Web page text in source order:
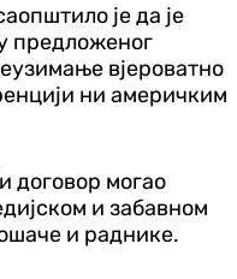
је да је
предложеног
вјероватно
ни америчким
договор могао
и забавном
и раднике.